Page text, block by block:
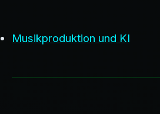
Musikproduktion und KI